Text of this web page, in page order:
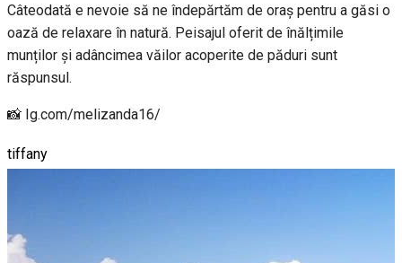
Câteodată e nevoie să ne îndepărtăm de oraș pentru a găsi o
oază de relaxare în natură. Peisajul oferit de înălțimile
munților și adâncimea văilor acoperite de păduri sunt
răspunsul.
📸 Ig.com/melizanda16/
tiffany